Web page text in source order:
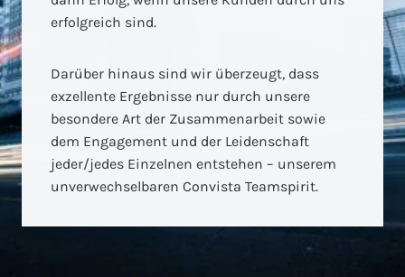
erfolgreich sind.
Darüber hinaus sind wir überzeugt, dass
exzellente Ergebnisse nur durch unsere
besondere Art der Zusammenarbeit sowie
dem Engagement und der Leidenschaft
jeder/jedes Einzelnen entstehen – unserem
unverwechselbaren Convista Teamspirit.